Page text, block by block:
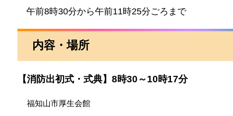
午前8時30分から午前11時25分ごろまで
内容・場所
【消防出初式・式典】8時30～10時17分
福知山市厚生会館